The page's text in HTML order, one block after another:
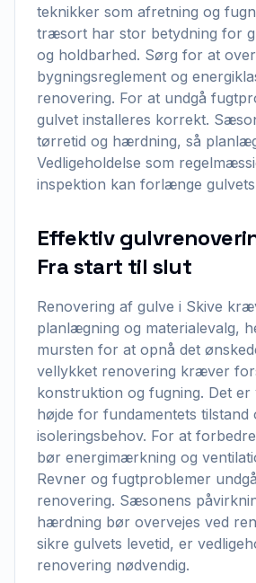
teknikker som afretning og
træsort har stor betydning for
og holdbarhed. Sørg for at
bygningsreglement og
renovering. For at undgå
gulvet installeres korrekt.
tørretid og hærdning, så
Vedligeholdelse som
inspektion kan forlænge gulvets
Effektiv
Fra start til slut
Renovering af gulve i Skive
planlægning og materialevalg,
mursten for at opnå det
vellykket renovering kræver
konstruktion og fugning. Det er
højde for fundamentets tilstand
isoleringsbehov. For at
bør energimærkning og
Revner og fugtproblemer
renovering. Sæsonens
hærdning bør overvejes ved
sikre gulvets levetid, er
renovering nødvendig.